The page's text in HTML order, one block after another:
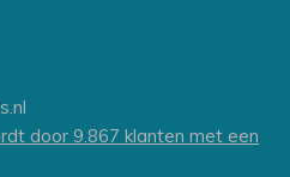
door 9.867 klanten met een